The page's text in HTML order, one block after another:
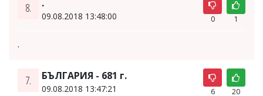
8. .
09.08.2018 13:48:00 0 1
.
7. БЪЛГАРИЯ - 681 г.
09.08.2018 13:47:21 6 20